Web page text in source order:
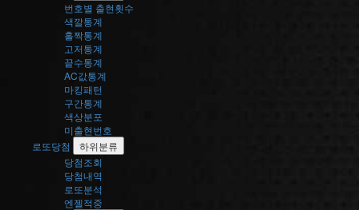
번호별 출현횟수
색깔통계
홀짝통계
고저통계
끝수통계
AC값통계
마킹패턴
구간통계
색상분포
미출현번호
로또당첨
하위분류
당첨조회
당첨내역
로또분석
엔젤적중